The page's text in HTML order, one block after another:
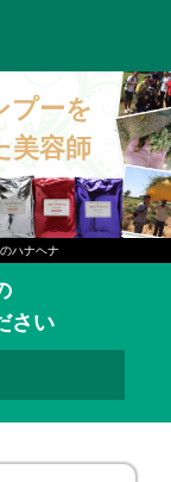
プーを
美容師
ハナヘナ
さい